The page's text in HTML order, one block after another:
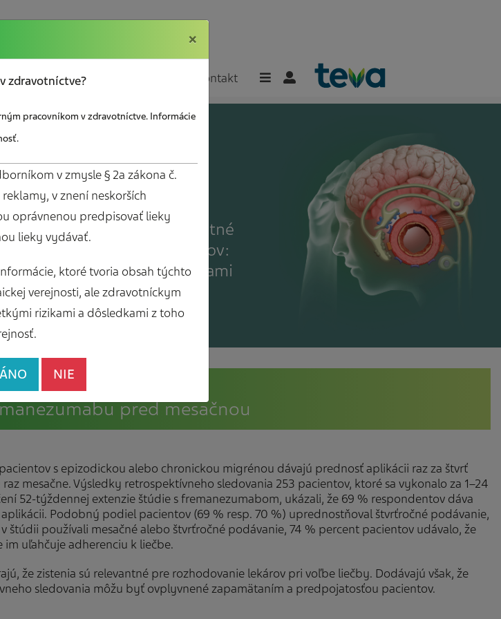
Sociálna poradňa Kontakt
Mám záujem o bezplatné
materiály pre pacientov:
Diár pacienta s bolesťami
hlavy
pred mesačnou
s epizodickou alebo chronickou migrénou dávajú prednosť aplikácii raz za štvrť
mesačne. Výsledky retrospektívneho sledovania 253 pacientov, ktoré sa vykonalo za 1–24
52-týždennej extenzie štúdie s fremanezumabom, ukázali, že 69 % respondentov dáva
Podobný podiel pacientov (69 % resp. 70 %) uprednostňoval štvrťročné podávanie,
štúdii používali mesačné alebo štvrťročné podávanie, 74 % percent pacientov udávalo, že
uľahčuje adherenciu k liečbe.
že zistenia sú relevantné pre rozhodovanie lekárov pri voľbe liečby. Dodávajú však, že
sledovania môžu byť ovplyvnené zapamätaním a predpojatosťou pacientov.
×
zdravotníctve?
pracovníkom v zdravotníctve. Informácie
v zmysle § 2a zákona č.
v znení neskorších
oprávnenou predpisovať lieky
lieky vydávať.
ktoré tvoria obsah týchto
verejnosti, ale zdravotníckym
rizikami a dôsledkami z toho
ÁNO NIE